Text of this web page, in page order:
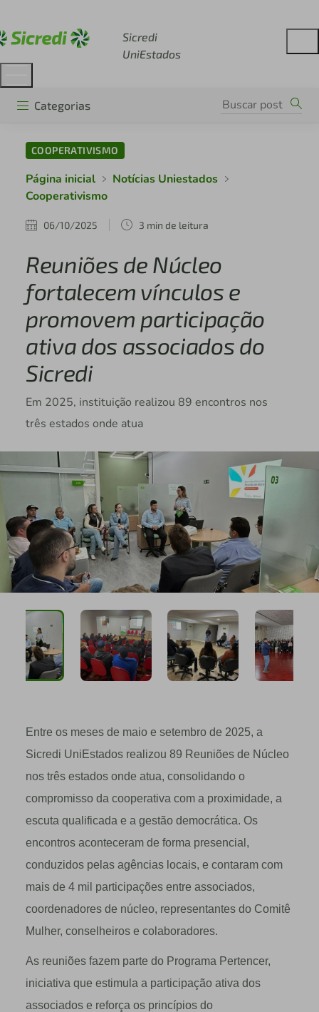
Sicredi
UniEstados
Categorias
COOPERATIVISMO
Página inicial
Notícias Uniestados
Cooperativismo
06/10/2025 3 min de leitura
Reuniões de Núcleo
fortalecem vínculos e
promovem participação
ativa dos associados do
Sicredi
Em 2025, instituição realizou 89 encontros nos
três estados onde atua
Entre os meses de maio e setembro de 2025, a
Sicredi UniEstados realizou 89 Reuniões de Núcleo
nos três estados onde atua, consolidando o
compromisso da cooperativa com a proximidade, a
escuta qualificada e a gestão democrática. Os
encontros aconteceram de forma presencial,
conduzidos pelas agências locais, e contaram com
mais de 4 mil participações entre associados,
coordenadores de núcleo, representantes do Comitê
Mulher, conselheiros e colaboradores.
As reuniões fazem parte do Programa Pertencer,
iniciativa que estimula a participação ativa dos
associados e reforça os princípios do